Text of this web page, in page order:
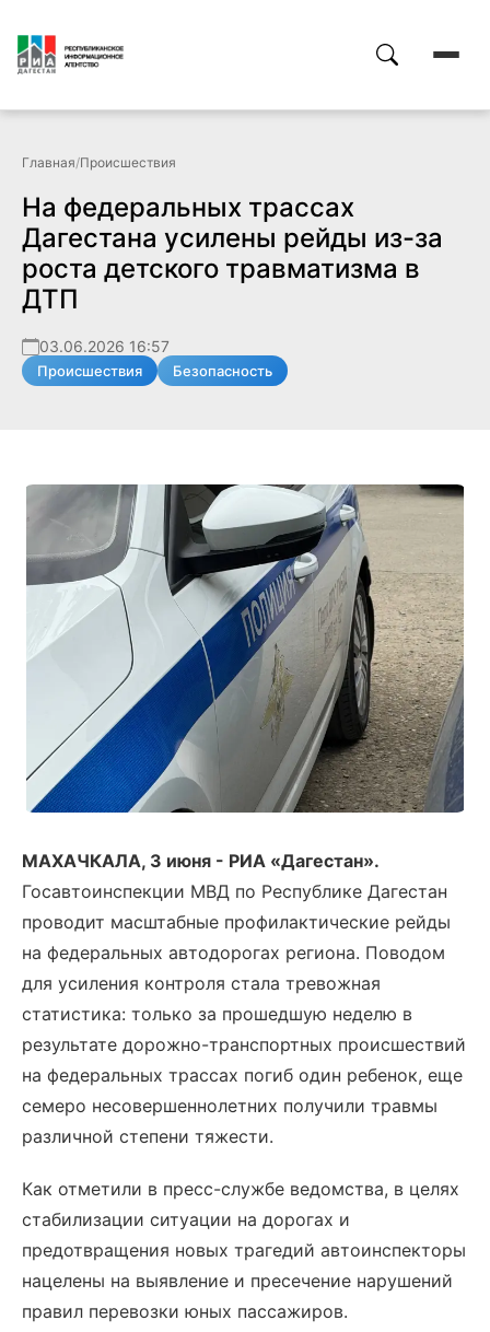
Главная/Происшествия
На федеральных трассах
Дагестана усилены рейды из-за
роста детского травматизма в
ДТП
03.06.2026 16:57
Происшествия Безопасность
МАХАЧКАЛА, 3 июня - РИА «Дагестан».
Госавтоинспекции МВД по Республике Дагестан
проводит масштабные профилактические рейды
на федеральных автодорогах региона. Поводом
для усиления контроля стала тревожная
статистика: только за прошедшую неделю в
результате дорожно-транспортных происшествий
на федеральных трассах погиб один ребенок, еще
семеро несовершеннолетних получили травмы
различной степени тяжести.
Как отметили в пресс-службе ведомства, в целях
стабилизации ситуации на дорогах и
предотвращения новых трагедий автоинспекторы
нацелены на выявление и пресечение нарушений
правил перевозки юных пассажиров.